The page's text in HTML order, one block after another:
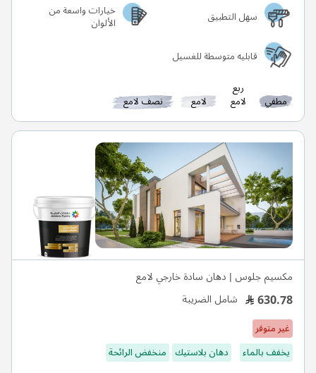
سهل التطبيق
خيارات واسعة من
الألوان
قابليه متوسطة للغسيل
مطفي
ربع
لامع لامع نصف لامع
مكسيم جلوس | دهان سادة خارجي لامع
630.78 شامل الضريبة
غير متوفر
يخفف بالماء
دهان بلاستيك منخفض الرائحة